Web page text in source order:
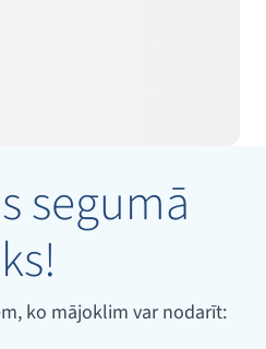
segumā
ko mājoklim var nodarīt: